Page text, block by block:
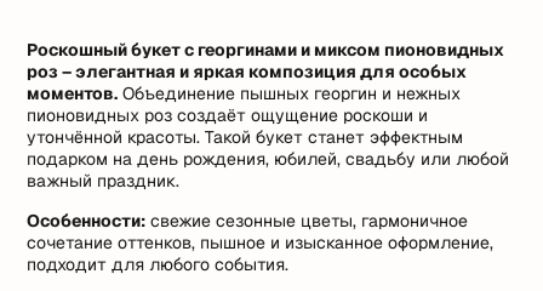
Роскошный букет с георгинами и миксом пионовидных
роз – элегантная и яркая композиция для особых
моментов. Объединение пышных георгин и нежных
пионовидных роз создаёт ощущение роскоши и
утончённой красоты. Такой букет станет эффектным
подарком на день рождения, юбилей, свадьбу или любой
важный праздник.
Особенности: свежие сезонные цветы, гармоничное
сочетание оттенков, пышное и изысканное оформление,
подходит для любого события.